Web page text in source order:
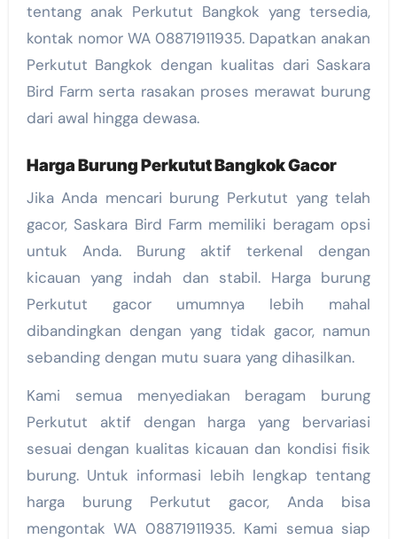
tentang anak Perkutut Bangkok yang tersedia,
kontak nomor WA 08871911935. Dapatkan anakan
Perkutut Bangkok dengan kualitas dari Saskara
Bird Farm serta rasakan proses merawat burung
dari awal hingga dewasa.
Harga Burung Perkutut Bangkok Gacor
Jika Anda mencari burung Perkutut yang telah
gacor, Saskara Bird Farm memiliki beragam opsi
untuk Anda. Burung aktif terkenal dengan
kicauan yang indah dan stabil. Harga burung
Perkutut gacor umumnya lebih mahal
dibandingkan dengan yang tidak gacor, namun
sebanding dengan mutu suara yang dihasilkan.
Kami semua menyediakan beragam burung
Perkutut aktif dengan harga yang bervariasi
sesuai dengan kualitas kicauan dan kondisi fisik
burung. Untuk informasi lebih lengkap tentang
harga burung Perkutut gacor, Anda bisa
mengontak WA 08871911935. Kami semua siap